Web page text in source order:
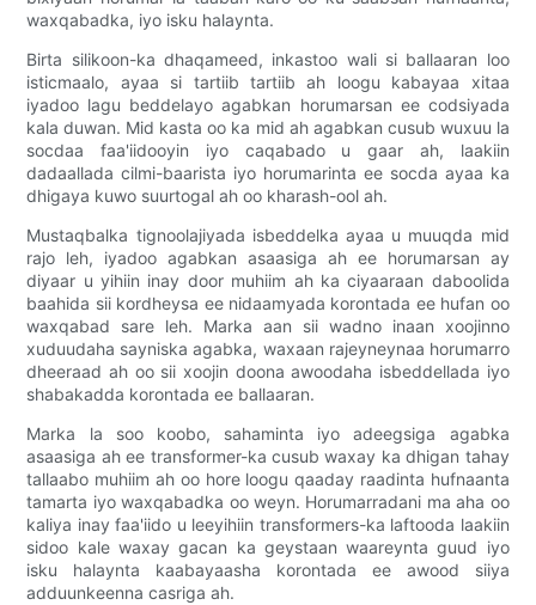
waxqabadka, iyo isku halaynta.
Birta silikoon-ka dhaqameed, inkastoo wali si ballaaran loo
isticmaalo, ayaa si tartiib tartiib ah loogu kabayaa xitaa
iyadoo lagu beddelayo agabkan horumarsan ee codsiyada
kala duwan. Mid kasta oo ka mid ah agabkan cusub wuxuu la
socdaa faa'iidooyin iyo caqabado u gaar ah, laakiin
dadaallada cilmi-baarista iyo horumarinta ee socda ayaa ka
dhigaya kuwo suurtogal ah oo kharash-ool ah.
Mustaqbalka tignoolajiyada isbeddelka ayaa u muuqda mid
rajo leh, iyadoo agabkan asaasiga ah ee horumarsan ay
diyaar u yihiin inay door muhiim ah ka ciyaaraan daboolida
baahida sii kordheysa ee nidaamyada korontada ee hufan oo
waxqabad sare leh. Marka aan sii wadno inaan xoojinno
xuduudaha sayniska agabka, waxaan rajeyneynaa horumarro
dheeraad ah oo sii xoojin doona awoodaha isbeddellada iyo
shabakadda korontada ee ballaaran.
Marka la soo koobo, sahaminta iyo adeegsiga agabka
asaasiga ah ee transformer-ka cusub waxay ka dhigan tahay
tallaabo muhiim ah oo hore loogu qaaday raadinta hufnaanta
tamarta iyo waxqabadka oo weyn. Horumarradani ma aha oo
kaliya inay faa'iido u leeyihiin transformers-ka laftooda laakiin
sidoo kale waxay gacan ka geystaan ​​​​waareynta guud iyo
isku halaynta kaabayaasha korontada ee awood siiya
adduunkeenna casriga ah.